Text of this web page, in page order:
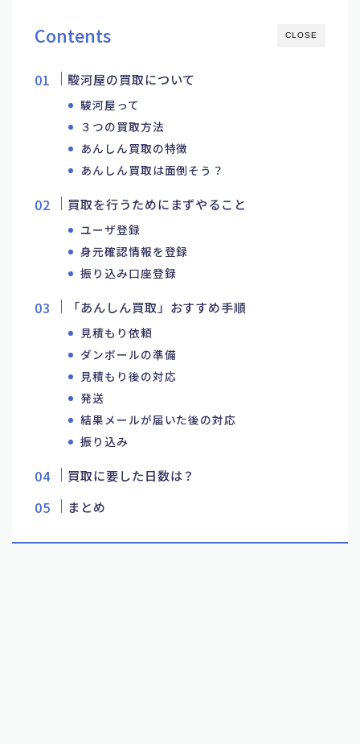
CLOSE
Contents
駿河屋の買取について
駿河屋って
３つの買取方法
あんしん買取の特徴
あんしん買取は面倒そう？
買取を行うためにまずやること
ユーザ登録
身元確認情報を登録
振り込み口座登録
「あんしん買取」おすすめ手順
見積もり依頼
ダンボールの準備
見積もり後の対応
発送
結果メールが届いた後の対応
振り込み
買取に要した日数は？
まとめ